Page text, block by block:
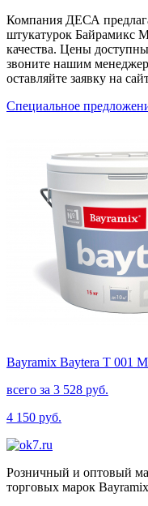
Компания ДЕСА
штукатурок Байрамикс
качества. Цены
звоните нашим
оставляйте заявку на
Специальное
Bayramix Baytera T 001 M
всего за 3 528 руб.
4 150 руб.
Розничный и оптовый
торговых марок Bayramix